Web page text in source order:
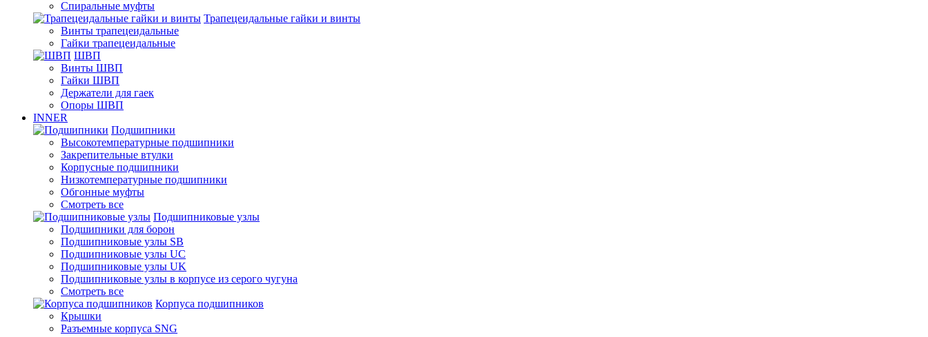
Спиральные муфты
Трапецеидальные гайки и винты
Винты трапецеидальные
Гайки трапецеидальные
ШВП
Винты ШВП
Гайки ШВП
Держатели для гаек
Опоры ШВП
INNER
Подшипники
Высокотемпературные подшипники
Закрепительные втулки
Корпусные подшипники
Низкотемпературные подшипники
Обгонные муфты
Смотреть все
Подшипниковые узлы
Подшипники для борон
Подшипниковые узлы SB
Подшипниковые узлы UC
Подшипниковые узлы UK
Подшипниковые узлы в корпусе из серого чугуна
Смотреть все
Корпуса подшипников
Крышки
Разъемные корпуса SNG